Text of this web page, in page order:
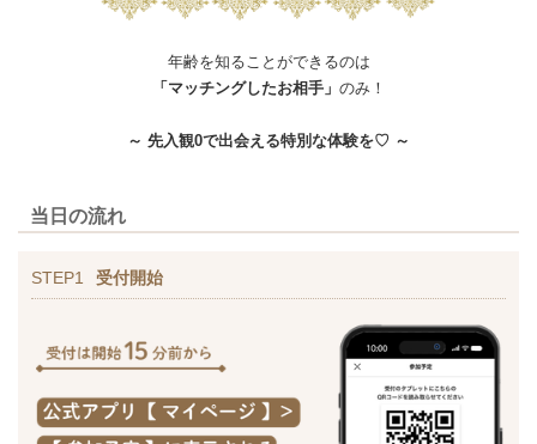
年齢を知ることができるのは
「マッチングしたお相手」 のみ！
～ 先入観0で出会える特別な体験を♡ ～
当日の流れ
STEP1 受付開始